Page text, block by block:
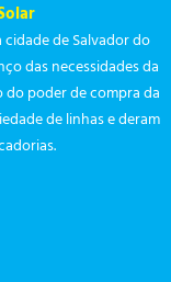
de Salvador do
das necessidades da
poder de compra da
de linhas e deram